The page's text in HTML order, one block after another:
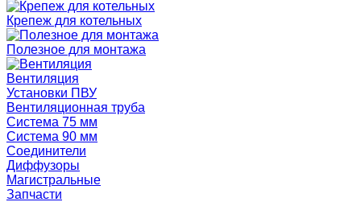
Крепеж для котельных
Полезное для монтажа
Вентиляция
Установки ПВУ
Вентиляционная труба
Система 75 мм
Система 90 мм
Соединители
Диффузоры
Магистральные
Запчасти